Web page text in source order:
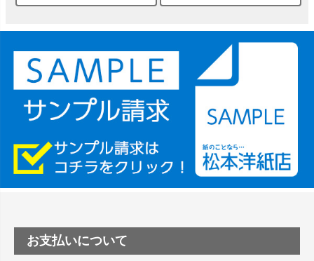
は？
ーSC-P8050に対応してますか
塩ビのロール紙で離型紙が透明の商品はありますか
つや消し半透明ラベルのロールタイプはありますか？
縦420mm×横650mmの包装紙に適した紙はありますか？
お支払いについて